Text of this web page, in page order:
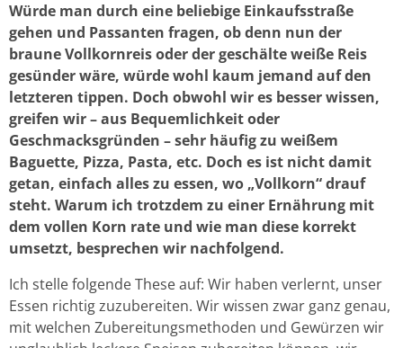
Würde man durch eine beliebige Einkaufsstraße
gehen und Passanten fragen, ob denn nun der
braune Vollkornreis oder der geschälte weiße Reis
gesünder wäre, würde wohl kaum jemand auf den
letzteren tippen. Doch obwohl wir es besser wissen,
greifen wir – aus Bequemlichkeit oder
Geschmacksgründen – sehr häufig zu weißem
Baguette, Pizza, Pasta, etc. Doch es ist nicht damit
getan, einfach alles zu essen, wo „Vollkorn“ drauf
steht. Warum ich trotzdem zu einer Ernährung mit
dem vollen Korn rate und wie man diese korrekt
umsetzt, besprechen wir nachfolgend.
Ich stelle folgende These auf: Wir haben verlernt, unser
Essen richtig zuzubereiten. Wir wissen zwar ganz genau,
mit welchen Zubereitungsmethoden und Gewürzen wir